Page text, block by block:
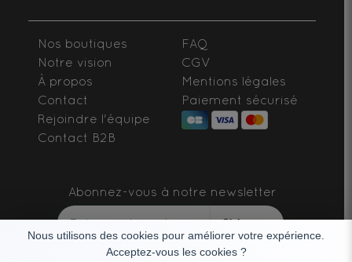
Nous utilisons des cookies pour améliorer votre expérience.
Acceptez-vous les cookies ?
Nos boutiques
Notre vision
À propos
Contact
Rejoindre l'équipe
Contact B2B
FAQ
CGV
Mentions légales
Paiement sécurisé
Abonnez-vous à notre newsletter
S'abonner